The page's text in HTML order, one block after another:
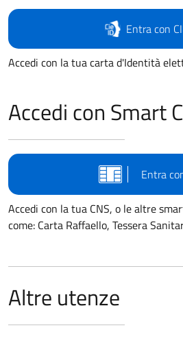
Entra con
Accedi con la tua carta d'Identità
Accedi con Smart
Entra
Accedi con la tua CNS, o le altre
come: Carta Raffaello, Tessera
Altre utenze